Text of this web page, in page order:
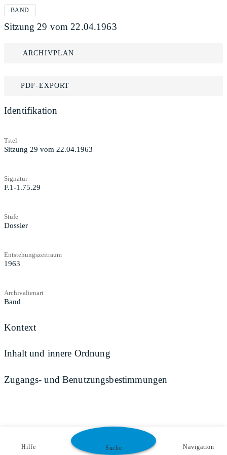
BAND
Sitzung 29 vom 22.04.1963
ARCHIVPLAN
PDF-EXPORT
Identifikation
Titel
Sitzung 29 vom 22.04.1963
Signatur
F.1-1.75.29
Stufe
Dossier
Entstehungszeitraum
1963
Archivalienart
Band
Kontext
Inhalt und innere Ordnung
Zugangs- und Benutzungsbestimmungen
Hilfe Suche Navigation